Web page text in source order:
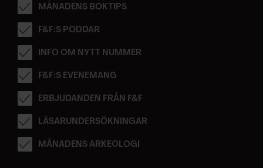
MÅNADENS BOKTIPS
F&F:S PODDAR
INFO OM NYTT NUMMER
F&F:S EVENEMANG
ERBJUDANDEN FRÅN F&F
LÄSARUNDERSÖKNINGAR
MÅNADENS ARKEOLOGI